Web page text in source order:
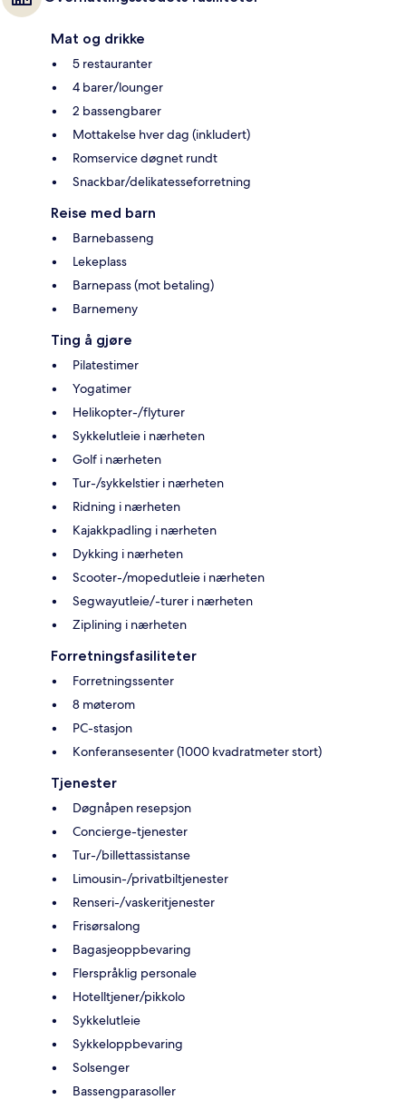
Mat og drikke
5 restauranter
4 barer/lounger
2 bassengbarer
Mottakelse hver dag (inkludert)
Romservice døgnet rundt
Snackbar/delikatesseforretning
Reise med barn
Barnebasseng
Lekeplass
Barnepass (mot betaling)
Barnemeny
Ting å gjøre
Pilatestimer
Yogatimer
Helikopter-/flyturer
Sykkelutleie i nærheten
Golf i nærheten
Tur-/sykkelstier i nærheten
Ridning i nærheten
Kajakkpadling i nærheten
Dykking i nærheten
Scooter-/mopedutleie i nærheten
Segwayutleie/-turer i nærheten
Ziplining i nærheten
Forretningsfasiliteter
Forretningssenter
8 møterom
PC-stasjon
Konferansesenter (1000 kvadratmeter stort)
Tjenester
Døgnåpen resepsjon
Concierge-tjenester
Tur-/billettassistanse
Limousin-/privatbiltjenester
Renseri-/vaskeritjenester
Frisørsalong
Bagasjeoppbevaring
Flerspråklig personale
Hotelltjener/pikkolo
Sykkelutleie
Sykkeloppbevaring
Solsenger
Bassengparasoller